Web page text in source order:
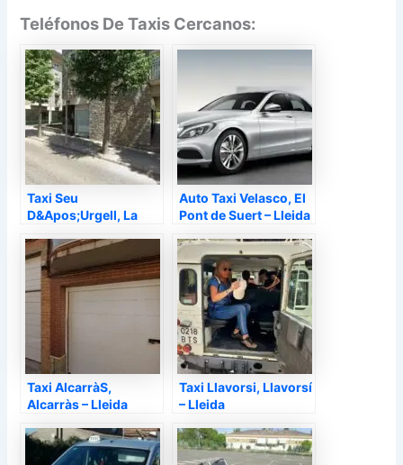
Teléfonos De Taxis Cercanos:
Taxi Seu
D&Apos;Urgell, La
Auto Taxi Velasco, El
Pont de Suert – Lleida
Taxi AlcarràS,
Alcarràs – Lleida
Taxi Llavorsi, Llavorsí
– Lleida